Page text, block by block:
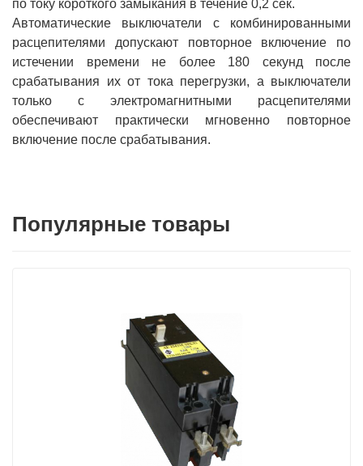
по току короткого замыкания в течение 0,2 сек.
Автоматические выключатели с комбинированными
расцепителями допускают повторное включение по
истечении времени не более 180 секунд после
срабатывания их от тока перегрузки, а выключатели
только с электромагнитными расцепителями
обеспечивают практически мгновенно повторное
включение после срабатывания.
Популярные товары